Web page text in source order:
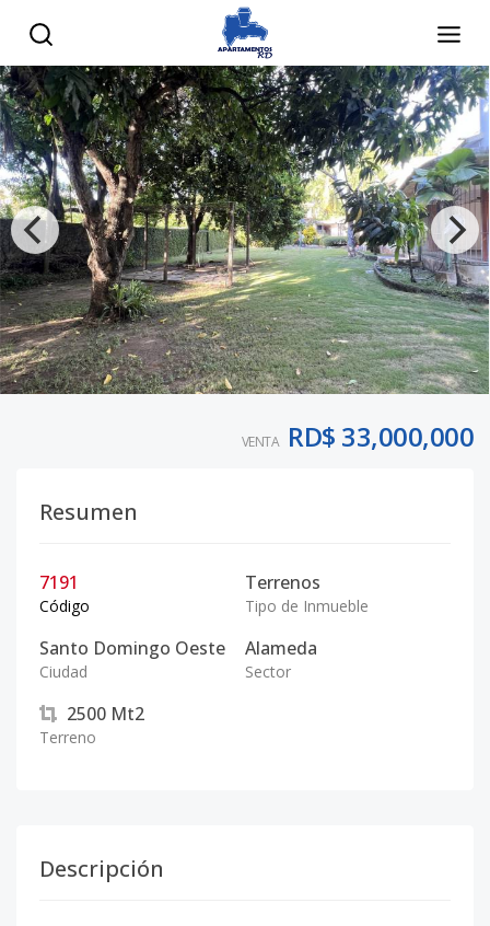
VENTA RD$ 33,000,000
Resumen
7191
Código
Terrenos
Tipo de Inmueble
Santo Domingo Oeste
Ciudad
Alameda
Sector
2500 Mt2
Terreno
Descripción